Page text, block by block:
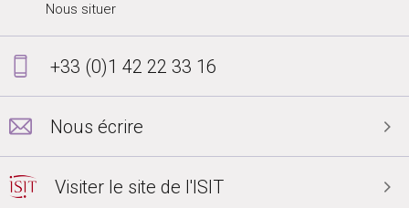
Nous situer
+33 (0)1 42 22 33 16
Nous écrire
Visiter le site de l'ISIT